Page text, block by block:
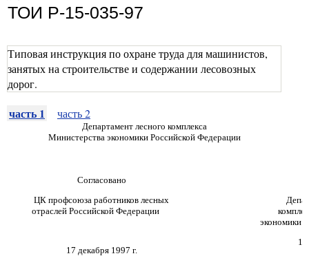
ТОИ Р-15-035-97
Типовая инструкция по охране труда для машинистов,
занятых на строительстве и содержании лесовозных
дорог.
часть 1 часть 2
Департамент лесного комплекса
Министерства экономики Российской Федерации
Согласовано
ЦК профсоюза работников лесных
отраслей Российской Федерации
17 декабря 1997 г.
экономики